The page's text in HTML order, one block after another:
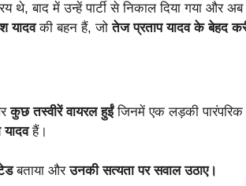
थे, बाद में उन्हें पार्टी से निकाल दिया गया और
यादवकी बहन हैं, जोतेज प्रताप यादव के बेहद
कुछ तस्वीरें वायरल हुईंजिनमें एक लड़की पारंपरिक
हैं।
बताया औरउनकी सत्यता पर सवाल उठाए।